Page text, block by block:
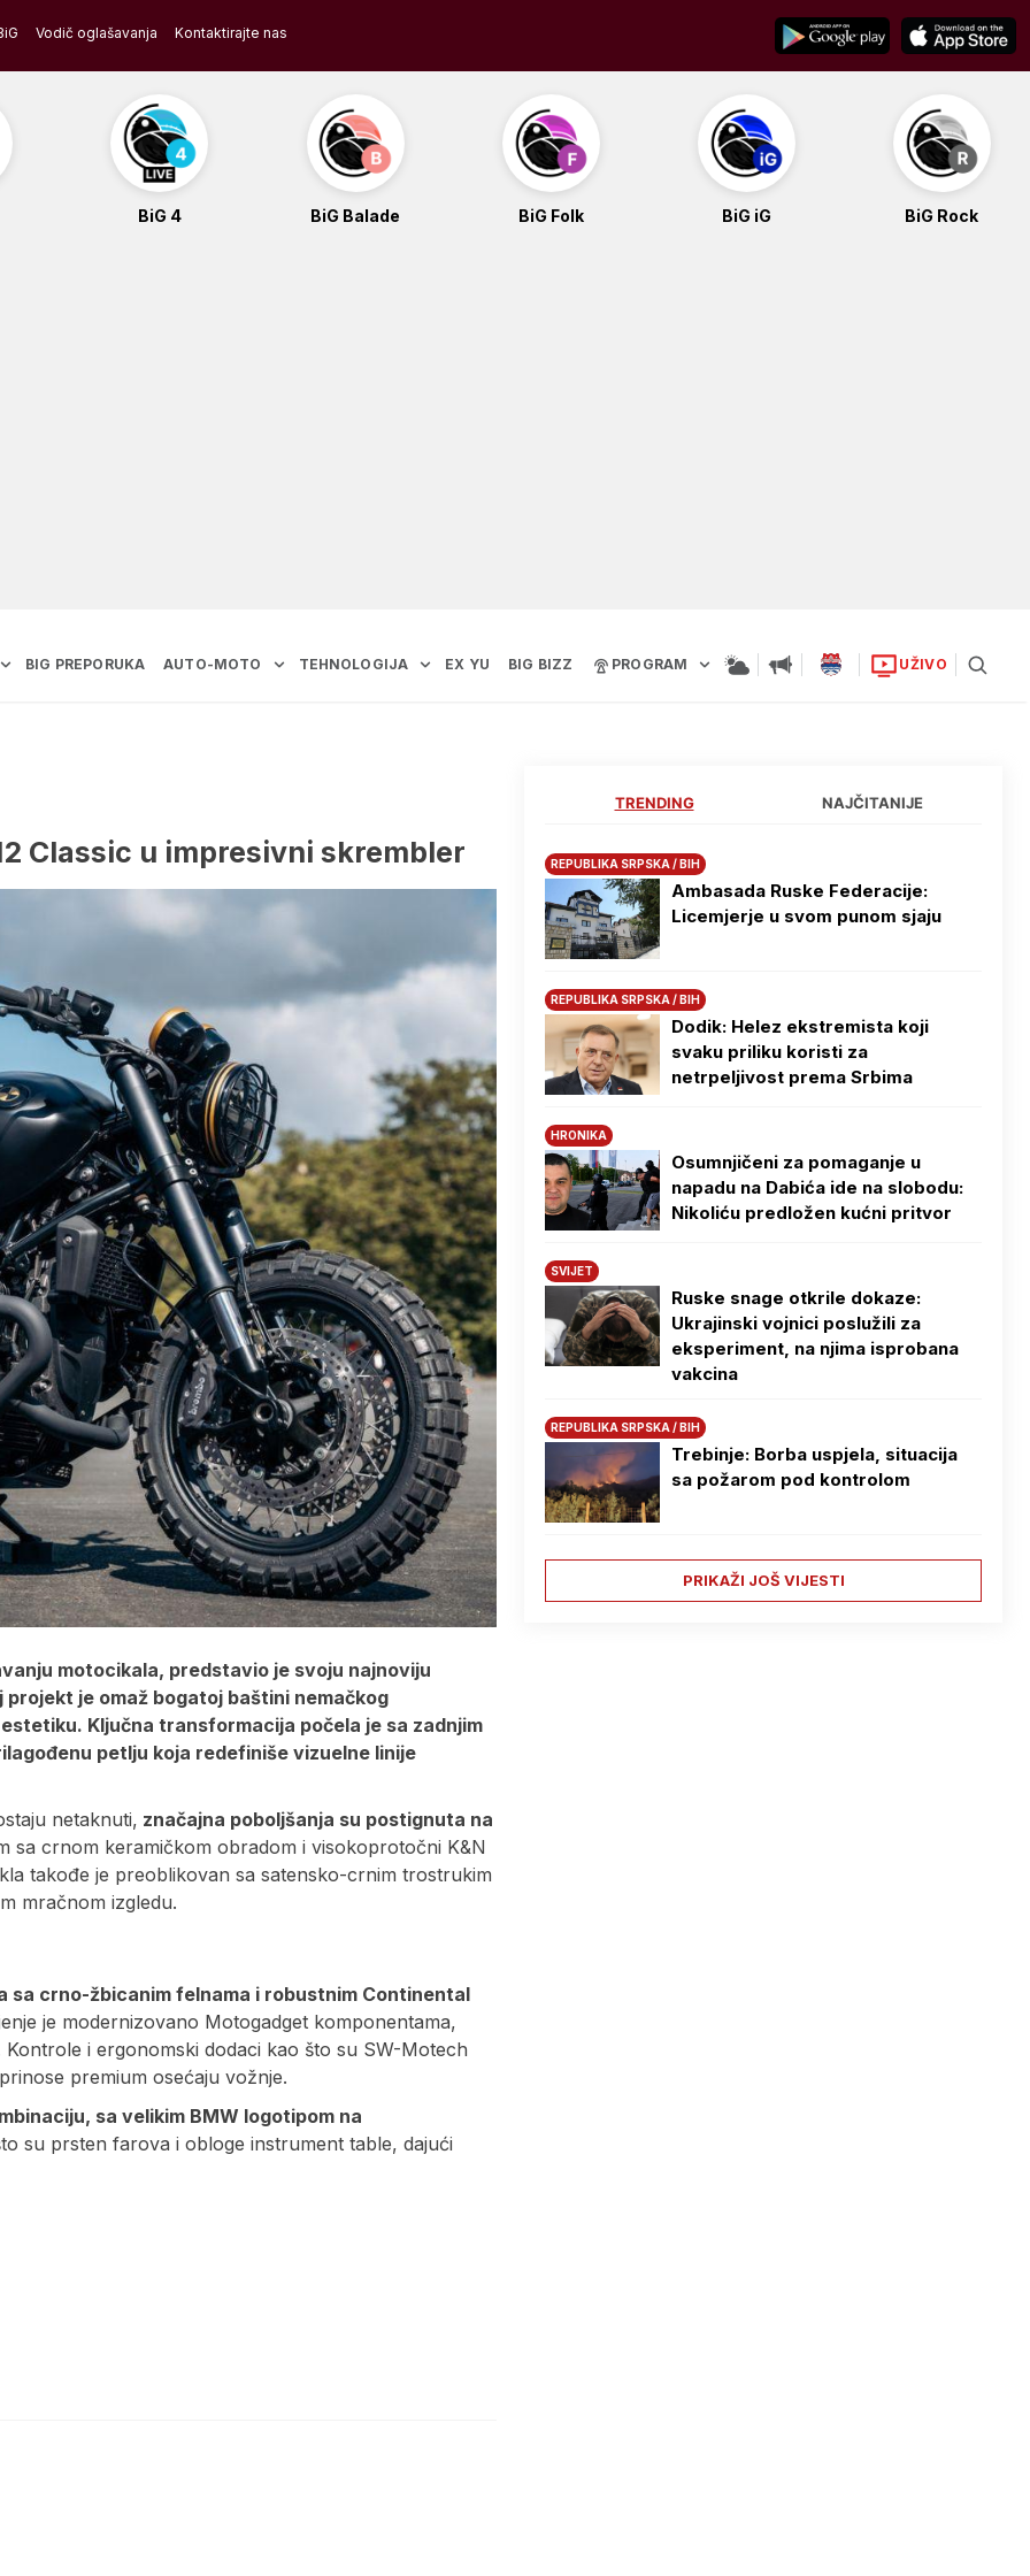
Vodič oglašavanja Kontaktirajte nas
BiG 4 BiG Balade BiG Folk BiG iG BiG Rock
BIG PREPORUKA AUTO-MOTO TEHNOLOGIJA EX YU BIG BIZZ PROGRAM UŽIVO
Classic u impresivni skrembler
motocikala, predstavio je svoju najnoviju
projekt je omaž bogatoj baštini nemačkog
Ključna transformacija počela je sa zadnjim
petlju koja redefiniše vizuelne linije
netaknuti, značajna poboljšanja su postignuta na
sa crnom keramičkom obradom i visokoprotočni K&N
takođe je preoblikovan sa satensko-crnim trostrukim
mračnom izgledu.
sa crno-žbicanim felnama i robustnim Continental
je modernizovano Motogadget komponentama,
i ergonomski dodaci kao što su SW-Motech
premium osećaju vožnje.
sa velikim BMW logotipom na
su prsten farova i obloge instrument table, dajući
TRENDING NAJČITANIJE
REPUBLIKA SRPSKA / BIH
Ambasada Ruske Federacije:
Licemjerje u svom punom sjaju
REPUBLIKA SRPSKA / BIH
Dodik: Helez ekstremista koji
svaku priliku koristi za
netrpeljivost prema Srbima
HRONIKA
Osumnjičeni za pomaganje u
napadu na Dabića ide na slobodu:
Nikoliću predložen kućni pritvor
SVIJET
Ruske snage otkrile dokaze:
Ukrajinski vojnici poslužili za
eksperiment, na njima isprobana
vakcina
REPUBLIKA SRPSKA / BIH
Trebinje: Borba uspjela, situacija
sa požarom pod kontrolom
PRIKAŽI JOŠ VIJESTI